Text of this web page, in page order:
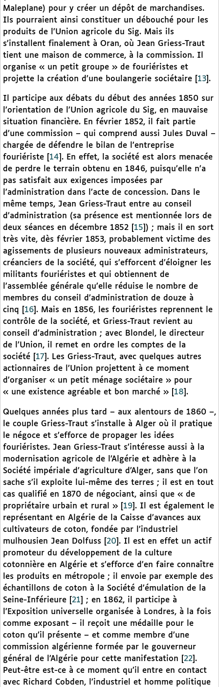
Maleplane) pour y créer un dépôt de marchandises.
Ils pourraient ainsi constituer un débouché pour les
produits de l’Union agricole du Sig. Mais ils
s’installent finalement à Oran, où Jean Griess-Traut
tient une maison de commerce, à la commission. Il
organise « un petit groupe » de fouriéristes et
projette la création d’une boulangerie sociétaire
13 .
Il participe aux débats du début des années 1850 sur
l’orientation de l’Union agricole du Sig, en mauvaise
situation financière. En février 1852, il fait partie
d’une commission – qui comprend aussi Jules Duval –
chargée de défendre le bilan de l’entreprise
fouriériste
14 . En effet, la société est alors menacée
de perdre le terrain obtenu en 1846, puisqu’elle n’a
pas satisfait aux exigences imposées par
l’administration dans l’acte de concession. Dans le
même temps, Jean Griess-Traut entre au conseil
d’administration (sa présence est mentionnée lors de
deux séances en décembre 1852
15 ) ; mais il en sort
très vite, dès février 1853, probablement victime des
agissements de plusieurs nouveaux administrateurs,
créanciers de la société, qui s’efforcent d’éloigner les
militants fouriéristes et qui obtiennent de
l’assemblée générale qu’elle réduise le nombre de
membres du conseil d’administration de douze à
cinq
16 . Mais en 1856, les fouriéristes reprennent le
contrôle de la société, et Griess-Traut revient au
conseil d’administration ; avec Blondel, le directeur
de l’Union, il remet en ordre les comptes de la
société
17 . Les Griess-Traut, avec quelques autres
actionnaires de l’Union projettent à ce moment
d’organiser « un petit ménage sociétaire » pour
« une existence agréable et bon marché »
18 .
Quelques années plus tard – aux alentours de 1860 –,
le couple Griess-Traut s’installe à Alger où il pratique
le négoce et s’efforce de propager les idées
fouriéristes. Jean Griess-Traut s’intéresse aussi à la
modernisation agricole de l’Algérie et adhère à la
Société impériale d’agriculture d’Alger, sans que l’on
sache s’il exploite lui-même des terres ; il est en tout
cas qualifié en 1870 de négociant, ainsi que « de
propriétaire urbain et rural »
19 . Il est également le
représentant en Algérie de la Caisse d’avances aux
cultivateurs de coton, fondée par l’industriel
mulhousien Jean Dolfuss
20 . Il est en effet un actif
promoteur du développement de la culture
cotonnière en Algérie et s’efforce d’en faire connaître
les produits en métropole ; il envoie par exemple des
échantillons de coton à la Société d’émulation de la
Seine-Inférieure
21
; en 1862, il participe à
l’Exposition universelle organisée à Londres, à la fois
comme exposant – il reçoit une médaille pour le
coton qu’il présente – et comme membre d’une
commission algérienne formée par le gouverneur
général de l’Algérie pour cette manifestation
22 .
Peut-être est-ce à ce moment qu’il entre en contact
avec Richard Cobden, l’industriel et homme politique